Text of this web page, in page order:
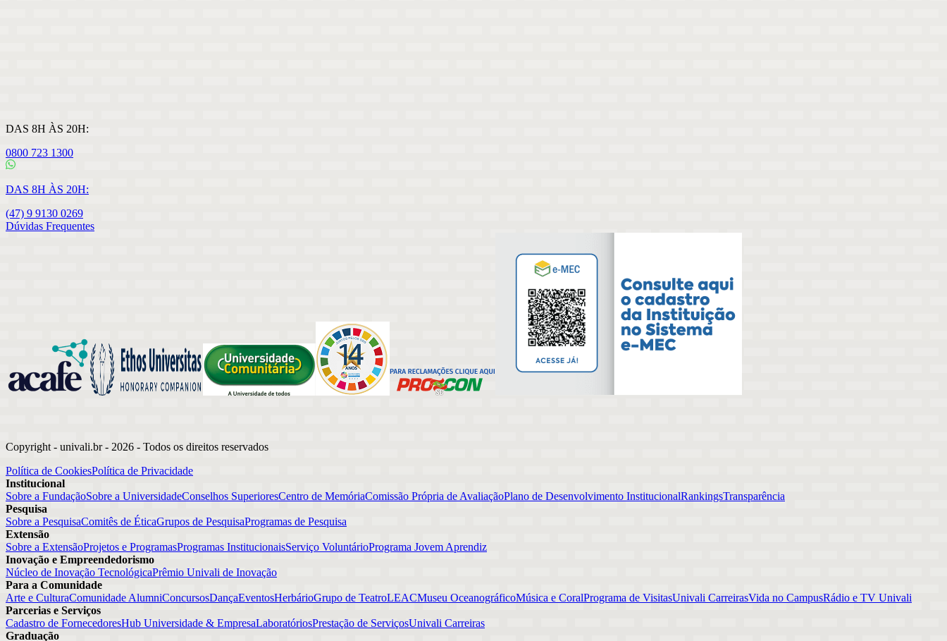
DAS 8H ÀS 20H:
0800 723 1300
DAS 8H ÀS 20H:
(47) 9 9130 0269
Dúvidas Frequentes
Copyright - univali.br - 2026 - Todos os direitos reservados
Política de CookiesPolítica de Privacidade
Institucional
Sobre a FundaçãoSobre a UniversidadeConselhos SuperioresCentro de MemóriaComissão Própria de AvaliaçãoPlano de Desenvolvimento InstitucionalRankingsTransparência
Pesquisa
Sobre a PesquisaComitês de ÉticaGrupos de PesquisaProgramas de Pesquisa
Extensão
Sobre a ExtensãoProjetos e ProgramasProgramas InstitucionaisServiço VoluntárioPrograma Jovem Aprendiz
Inovação e Empreendedorismo
Núcleo de Inovação TecnológicaPrêmio Univali de Inovação
Para a Comunidade
Arte e CulturaComunidade AlumniConcursosDançaEventosHerbárioGrupo de TeatroLEACMuseu OceanográficoMúsica e CoralPrograma de VisitasUnivali CarreirasVida no CampusRádio e TV Univali
Parcerias e Serviços
Cadastro de FornecedoresHub Universidade & EmpresaLaboratóriosPrestação de ServiçosUnivali Carreiras
Graduação